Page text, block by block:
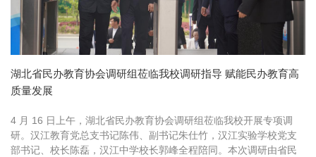
湖北省民办教育协会调研组莅临我校调研指导 赋能民办教育高
质量发展
4 月 16 日上午，湖北省民办教育协会调研组莅临我校开展专项调
研。汉江教育党总支书记陈伟、副书记朱仕竹，汉江实验学校党支
部书记、校长陈磊，汉江中学校长郭峰全程陪同。本次调研由省民